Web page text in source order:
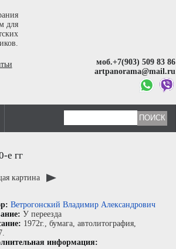
для
моб.+7(903) 509 83 86
artpanorama@mail.ru
е гг
картина
Ветрогонский Владимир Александрович
У переезда
1972г., бумага, автолитография,
информация: